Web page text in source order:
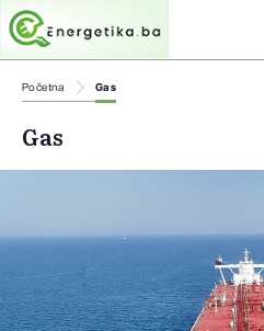
Početna Gas
Gas